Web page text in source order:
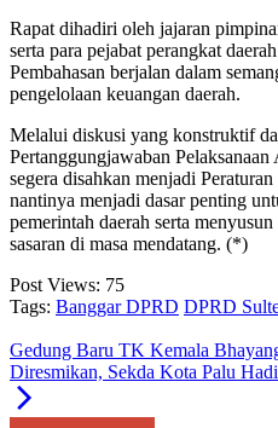
Rapat dihadiri oleh jajaran
serta para pejabat perangkat
Pembahasan berjalan dalam
pengelolaan keuangan daerah.
Melalui diskusi yang konstruktif
Pertanggungjawaban
segera disahkan menjadi
nantinya menjadi dasar penting
pemerintah daerah serta
sasaran di masa mendatang. (*)
Post Views: 75
Tags: Banggar DPRD DPRD
Gedung Baru TK Kemala
Diresmikan, Sekda Kota Palu